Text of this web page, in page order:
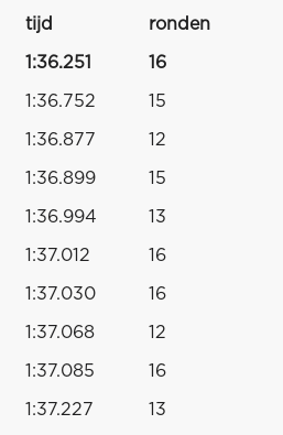
tijd ronden
1:36.251 16
1:36.752 15
1:36.877 12
1:36.899 15
1:36.994 13
1:37.012 16
1:37.030 16
1:37.068 12
1:37.085 16
1:37.227 13